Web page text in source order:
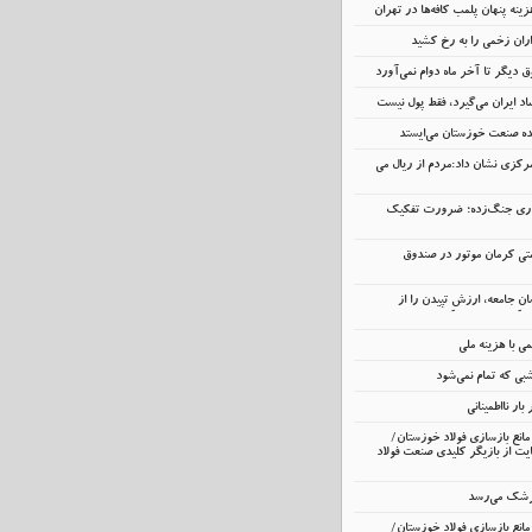
پنهان پلمب کافه‌ها در تهران
زخمی را به رخ کشید
دیگر تا آخر ماه دوام نمی‌آورد
ایران می‌گیرد، فقط پول نیست
صنعت خوزستان می‌ایستد
نشان داد:مردم از ریال می
جنگ‌زده؛ ضرورت تفکیک
کرمان موتور در صندوق
جامعه، ارزشِ تپیدن را از
با هزینه ملی
که تمام نمی‌شود
نااطمینانی
بازسازی فولاد خوزستان/
از بازیگر کلیدی صنعت فولاد
می‌رسد